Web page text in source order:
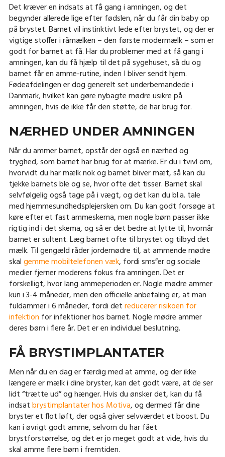
Det kræver en indsats at få gang i amningen, og det
begynder allerede lige efter fødslen, når du får din baby op
på brystet. Barnet vil instinktivt lede efter brystet, og der er
vigtige stoffer i råmælken – den første modermælk – som er
godt for barnet at få. Har du problemer med at få gang i
amningen, kan du få hjælp til det på sygehuset, så du og
barnet får en amme-rutine, inden I bliver sendt hjem.
Fødeafdelingen er dog generelt set underbemandede i
Danmark, hvilket kan gøre nybagte mødre usikre på
amningen, hvis de ikke får den støtte, de har brug for.
NÆRHED UNDER AMNINGEN
Når du ammer barnet, opstår der også en nærhed og
tryghed, som barnet har brug for at mærke. Er du i tvivl om,
hvorvidt du har mælk nok og barnet bliver mæt, så kan du
tjekke barnets ble og se, hvor ofte det tisser. Barnet skal
selvfølgelig også tage på i vægt, og det kan du bl.a. tale
med hjemmesundhedsplejersken om. Du kan godt forsøge at
køre efter et fast ammeskema, men nogle børn passer ikke
rigtig ind i det skema, og så er det bedre at lytte til, hvornår
barnet er sultent. Læg barnet ofte til brystet og tilbyd det
mælk. Til gengæld råder jordemødre til, at ammende mødre
skalgemme mobiltelefonen væk, fordi sms”er og sociale
medier fjerner moderens fokus fra amningen. Det er
forskelligt, hvor lang ammeperioden er. Nogle mødre ammer
kun i 3-4 måneder, men den officielle anbefaling er, at man
fuldammer i 6 måneder, fordi detreducerer risikoen for
infektion for infektioner hos barnet. Nogle mødre ammer
deres børn i flere år. Det er en individuel beslutning.
FÅ BRYSTIMPLANTATER
Men når du en dag er færdig med at amme, og der ikke
længere er mælk i dine bryster, kan det godt være, at de ser
lidt “trætte ud” og hænger. Hvis du ønsker det, kan du få
indsatbrystimplantater hos Motiva, og dermed får dine
bryster et flot løft, der også giver selvværdet et boost. Du
kan i øvrigt godt amme, selvom du har fået
brystforstørrelse, og det er jo meget godt at vide, hvis du
skal amme flere børn i fremtiden.